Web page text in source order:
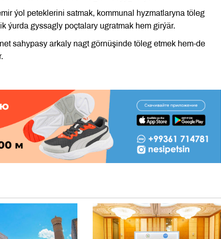
ýol peteklerini satmak, kommunal hyzmatlaryna töleg
ýurda gyssagly poçtalary ugratmak hem girýär.
sahypasy arkaly nagt görnüşinde töleg etmek hem-de